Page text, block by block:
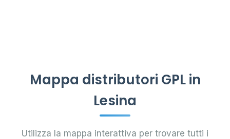
Mappa distributori GPL in
Lesina
Utilizza la mappa interattiva per trovare tutti i